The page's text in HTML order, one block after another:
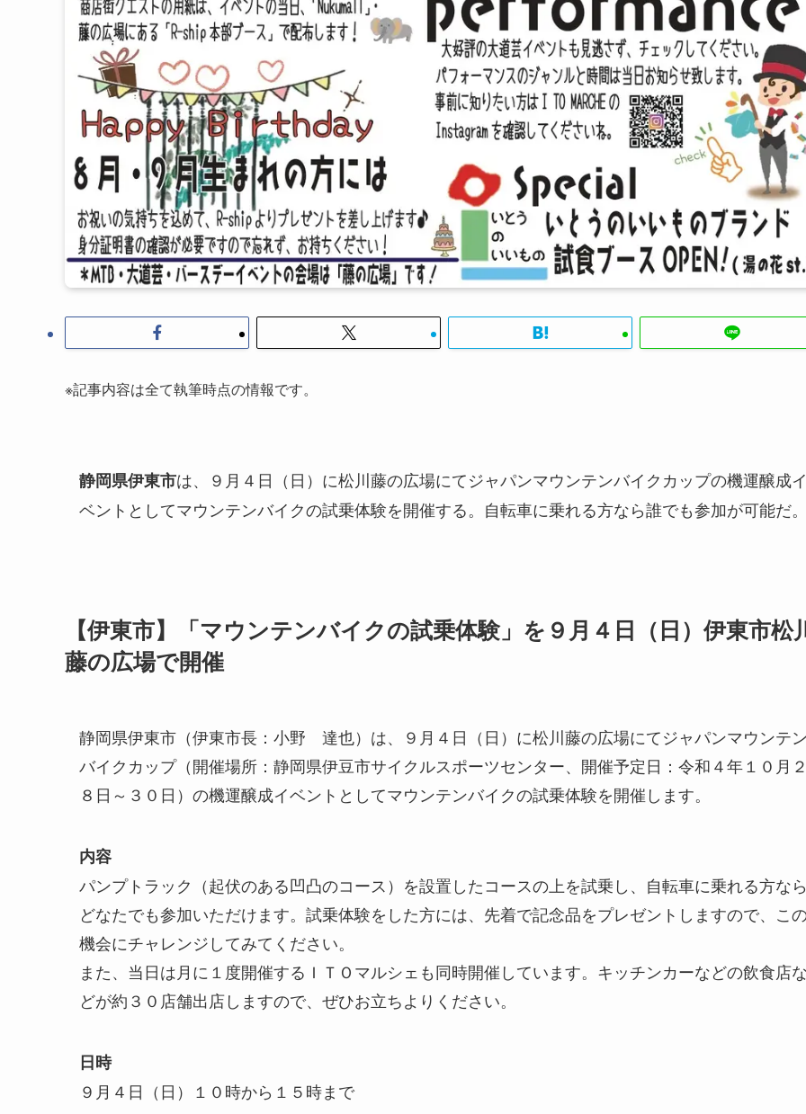
※記事内容は全て執筆時点の情報です。
静岡県伊東市は、９月４日（日）に松川藤の広場にてジャパンマウンテンバイクカップの機運醸成
ベントとしてマウンテンバイクの試乗体験を開催する。自転車に乗れる方なら誰でも参加が可能だ
【伊東市】「マウンテンバイクの試乗体験」を９月４日（日）伊東市松
藤の広場で開催
静岡県伊東市（伊東市長：小野 達也）は、９月４日（日）に松川藤の広場にてジャパンマウンテ
バイクカップ（開催場所：静岡県伊豆市サイクルスポーツセンター、開催予定日：令和４年１０月
８日～３０日）の機運醸成イベントとしてマウンテンバイクの試乗体験を開催します。
内容
パンプトラック（起伏のある凹凸のコース）を設置したコースの上を試乗し、自転車に乗れる方な
どなたでも参加いただけます。試乗体験をした方には、先着で記念品をプレゼントしますので、こ
機会にチャレンジしてみてください。
また、当日は月に１度開催するＩＴＯマルシェも同時開催しています。キッチンカーなどの飲食店
どが約３０店舗出店しますので、ぜひお立ちよりください。
日時
９月４日（日）１０時から１５時まで